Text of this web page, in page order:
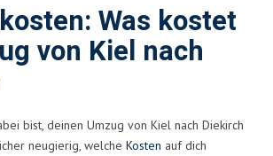
Was kostet
von Kiel nach
bist, deinen Umzug von Kiel nach Diekirch
neugierig, welche Kosten auf dich